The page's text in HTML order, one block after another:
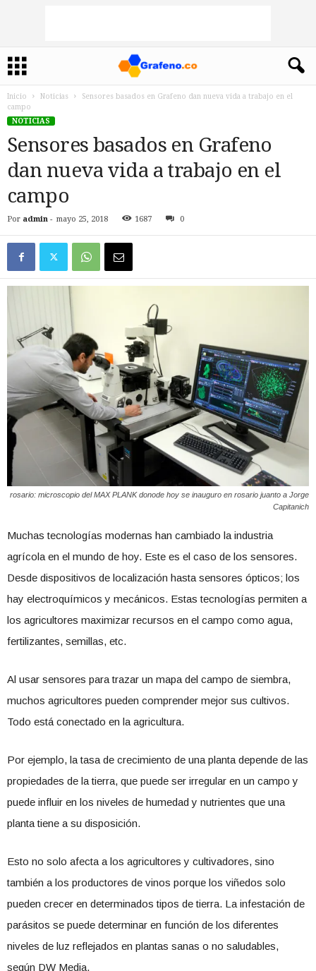
Inicio Noticias
Sensores basados en Grafeno dan nueva vida a trabajo en el
campo
NOTICIAS
Sensores basados en Grafeno
dan nueva vida a trabajo en el
campo
Por admin - mayo 25, 2018 1687 0
rosario: microscopio del MAX PLANK donode hoy se inauguro en rosario juanto a Jorge
Capitanich
Muchas tecnologías modernas han cambiado la industria
agrícola en el mundo de hoy. Este es el caso de los sensores.
Desde dispositivos de localización hasta sensores ópticos; los
hay electroquímicos y mecánicos. Estas tecnologías permiten a
los agricultores maximizar recursos en el campo como agua,
fertilizantes, semillas, etc.
Al usar sensores para trazar un mapa del campo de siembra,
muchos agricultores pueden comprender mejor sus cultivos.
Todo está conectado en la agricultura.
Por ejemplo, la tasa de crecimiento de una planta depende de las
propiedades de la tierra, que puede ser irregular en un campo y
puede influir en los niveles de humedad y nutrientes que una
planta tiene a su disposición.
Esto no solo afecta a los agricultores y cultivadores, sino
también a los productores de vinos porque los viñedos solo
pueden crecer en determinados tipos de tierra. La infestación de
parásitos se puede determinar en función de los diferentes
niveles de luz reflejados en plantas sanas o no saludables,
según DW Media.